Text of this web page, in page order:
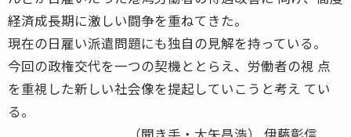
経済成長期に激しい闘争を重ねてきた。
現在の日雇い派遣問題にも独自の見解を持っている。
今回の政権交代を一つの契機ととらえ、労働者の視 点
を重視した新しい社会像を提起していこうと考え てい
る。